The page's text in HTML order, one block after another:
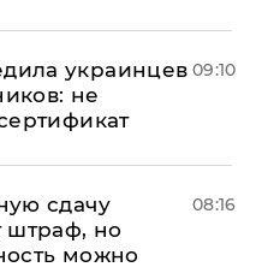
украинцев
не
09:10
сдачу
штраф, но
можно
08:16